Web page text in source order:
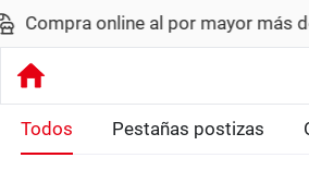
online al por mayor más de1
Todos Pestañas postizas